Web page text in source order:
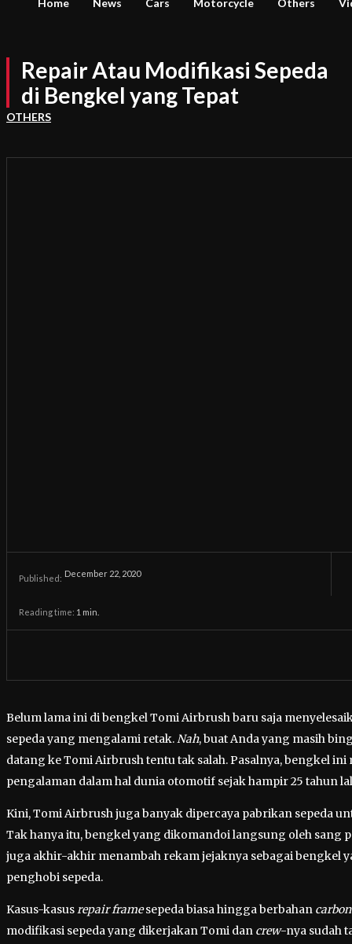
Home News Cars Motorcycle Others
Repair Atau Modifikasi Sepeda
di Bengkel yang Tepat
OTHERS
Published: December 22, 2020
Reading time: 1 min.
Belum lama ini di bengkel Tomi Airbrush baru saja
sepeda yang mengalami retak.Nah, buat Anda yang masih
datang ke Tomi Airbrush tentu tak salah. Pasalnya, bengkel
pengalaman dalam hal dunia otomotif sejak hampir 25 tahun
Kini, Tomi Airbrush juga banyak dipercaya pabrikan sepeda
Tak hanya itu, bengkel yang dikomandoi langsung oleh sang
juga akhir-akhir menambah rekam jejaknya sebagai bengkel
penghobi sepeda.
Kasus-kasusrepair framesepeda biasa hingga berbahan carbon
modifikasi sepeda yang dikerjakan Tomi dan crew-nya sudah